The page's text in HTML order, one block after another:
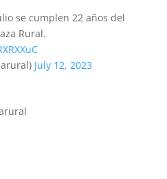
se cumplen 22 años del
Rural.
July 12, 2023